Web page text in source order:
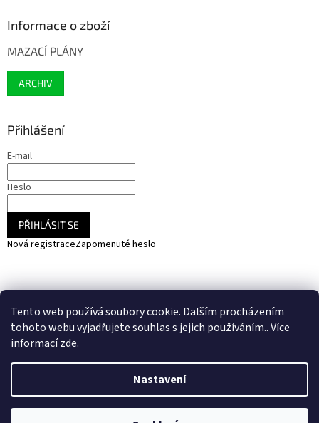
Tento web používá soubory cookie. Dalším procházením
tohoto webu vyjadřujete souhlas s jejich používáním.. Více
informacízde.
Nastavení
Informace o zboží
MAZACÍ PLÁNY
ARCHIV
Přihlášení
E-mail
Heslo
PŘIHLÁSIT SE
Nová registraceZapomenuté heslo
SOLARCZ.cz - Vše pro solární energie a fotovoltaiku
Vytvořil Shoptet